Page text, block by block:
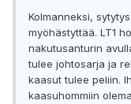
Kolmanneksi,
myöhästyttää. LT1
nakutusanturin
tulee johtosarja ja
kaasut tulee peliin.
kaasuhommiin